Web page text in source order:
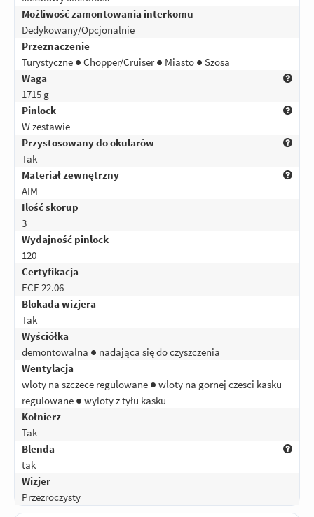
Możliwość zamontowania interkomu
Dedykowany/Opcjonalnie
Przeznaczenie
Turystyczne ● Chopper/Cruiser ● Miasto ● Szosa
Waga
1715 g
Pinlock
W zestawie
Przystosowany do okularów
Tak
Materiał zewnętrzny
AIM
Ilość skorup
3
Wydajność pinlock
120
Certyfikacja
ECE 22.06
Blokada wizjera
Tak
Wyściółka
demontowalna ● nadająca się do czyszczenia
Wentylacja
wloty na szczece regulowane ● wloty na gornej czesci kasku
regulowane ● wyloty z tyłu kasku
Kołnierz
Tak
Blenda
tak
Wizjer
Przezroczysty